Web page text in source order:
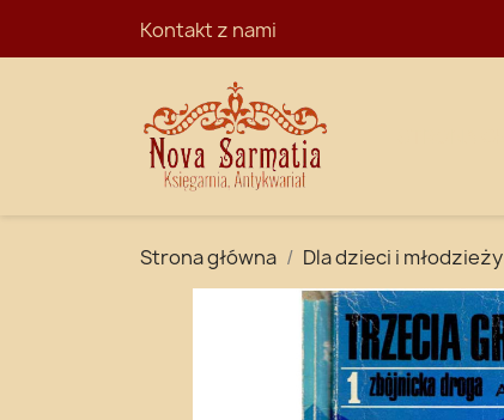
Kontakt z nami
Strona główna Dla dzieci i młodzieży